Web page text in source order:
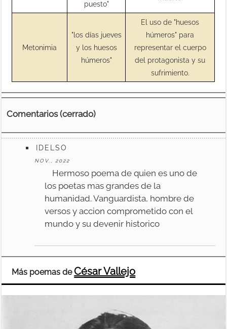
puesto"
Metonimia
"los días jueves
y los huesos
húmeros"
El uso de "huesos
húmeros" para
representar el cuerpo
del protagonista y su
sufrimiento.
Comentarios (cerrado)
IDELSO
NOV., 2022
Hermoso poema de quien es uno de
los poetas mas grandes de la
humanidad. Vanguardista, hombre de
versos y accion comprometido con el
mundo y su devenir historico
Más poemas deCésar Vallejo